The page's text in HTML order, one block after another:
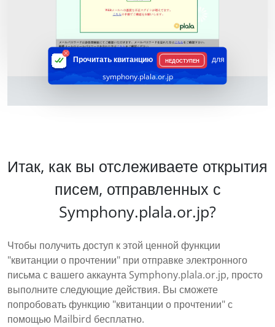
Прочитать квитанцию НЕДОСТУПЕН
для
symphony.plala.or.jp
Итак, как вы отслеживаете открытия
писем, отправленных с
Symphony.plala.or.jp?
Чтобы получить доступ к этой ценной функции
"квитанции о прочтении" при отправке электронного
письма с вашего аккаунта Symphony.plala.or.jp, просто
выполните следующие действия. Вы сможете
попробовать функцию "квитанции о прочтении" с
помощью Mailbird бесплатно.